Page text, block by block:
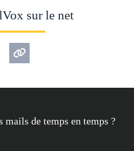
sur le net
mails de temps en temps ?